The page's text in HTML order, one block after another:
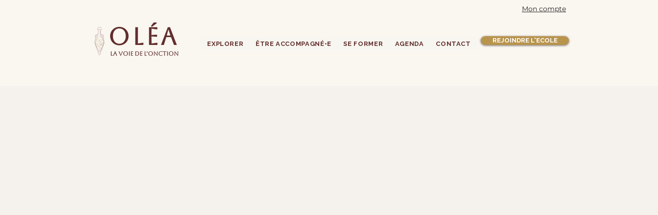
Mon compte
oléa EXPLORER ÊTRE ACCOMPAGNÉ•E SE FORMER AGENDA CONTACT
la voie de l'onction
REJOINDRE L'ECOLE